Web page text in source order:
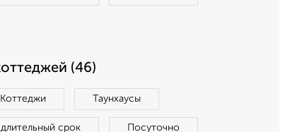
(46)
Коттеджи Таунхаусы
срок Посуточно